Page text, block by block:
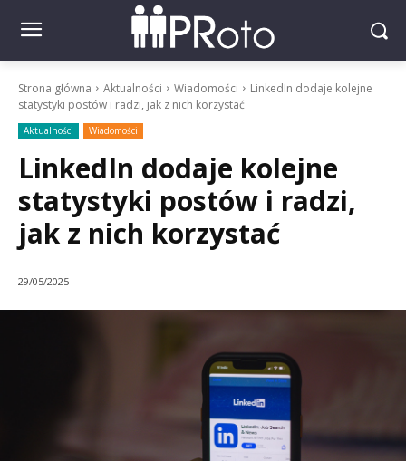
Strona główna Aktualności Wiadomości
LinkedIn dodaje kolejne
statystyki postów i radzi, jak z nich korzystać
Aktualności Wiadomości
LinkedIn dodaje kolejne
statystyki postów i radzi,
jak z nich korzystać
29/05/2025